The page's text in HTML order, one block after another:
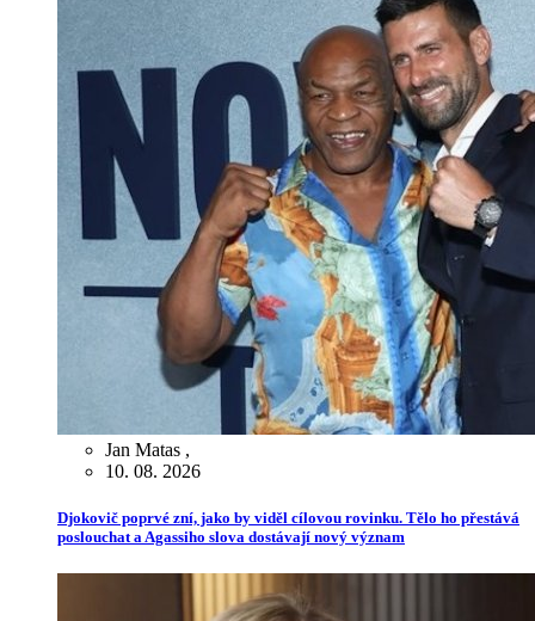
Jan Matas ,
10. 08. 2026
Djokovič poprvé zní, jako by viděl cílovou rovinku. Tělo ho přestává
poslouchat a Agassiho slova dostávají nový význam